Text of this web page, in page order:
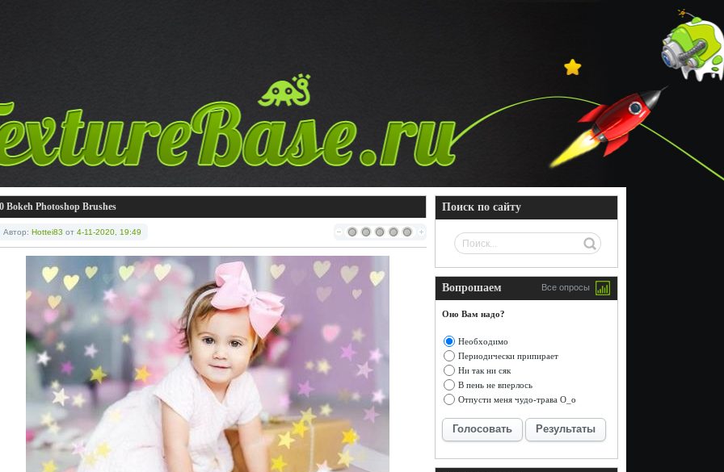
Bokeh Photoshop Brushes
Автор: Hottei83 от 4-11-2020, 19:49
Поиск по сайту
Вопрошаем Все опросы
Оно Вам надо?
Необходимо
Периодически припирает
Ни так ни сяк
В пень не вперлось
Отпусти меня чудо-трава О_о
Голосовать Результаты